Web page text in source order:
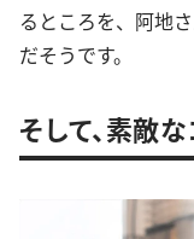
るところを、阿地
だそうです。
そして、素敵